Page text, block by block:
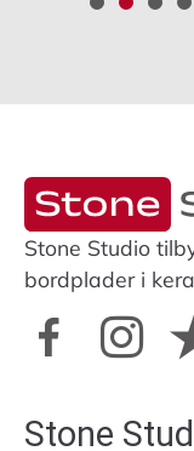
Stone Studio
bordplader i
Stone